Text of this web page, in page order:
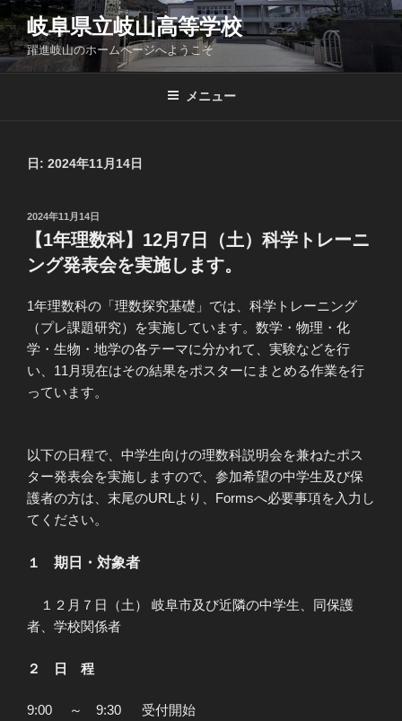
コ
ン
テ
ン
岐阜県立岐山高等学校
躍進岐山のホームページへようこそ
メニュー
日: 2024年11月14日
投
日:
2024年11月14日
【1年理数科】12月7日（土）科学トレーニ
ング発表会を実施します。
1年理数科の「理数探究基礎」では、科学トレーニング
（プレ課題研究）を実施しています。数学・物理・化
学・生物・地学の各テーマに分かれて、実験などを行
い、11月現在はその結果をポスターにまとめる作業を行
っています。
以下の日程で、中学生向けの理数科説明会を兼ねたポス
ター発表会を実施しますので、参加希望の中学生及び保
護者の方は、末尾のURLより、Formsへ必要事項を入力し
てください。
１ 期日・対象者
１２月７日（土） 岐阜市及び近隣の中学生、同保護
者、学校関係者
２ 日 程
9:00 ～ 9:30 受付開始